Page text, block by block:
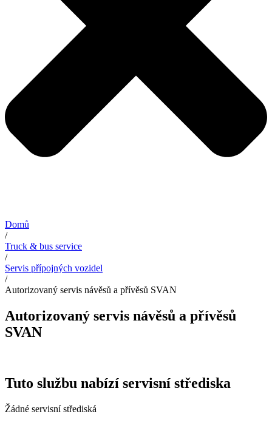
Domů
/
Truck & bus service
/
Servis přípojných vozidel
/
Autorizovaný servis návěsů a přívěsů SVAN
Autorizovaný servis návěsů a přívěsů
SVAN
Tuto službu nabízí servisní střediska
Žádné servisní střediská